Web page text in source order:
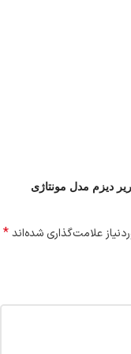
دیزم مدل مونتاژی
علامت‌گذاری شده‌اند*